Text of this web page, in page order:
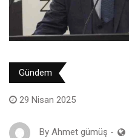
Gündem
29 Nisan 2025
By Ahmet gümüş -